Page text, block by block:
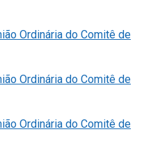
Ordinária do Comitê de
Ordinária do Comitê de
Ordinária do Comitê de